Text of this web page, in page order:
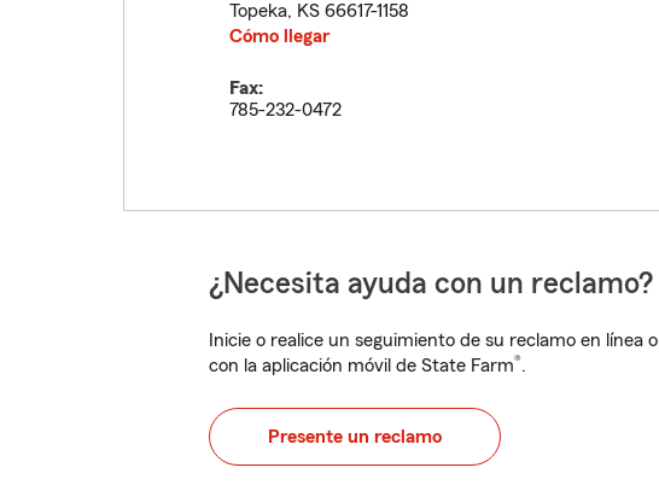
Topeka, KS 66617-1158
Cómo llegar
Fax:
785-232-0472
¿Necesita ayuda con un reclamo?
Inicie o realice un seguimiento de su reclamo en línea o
con la aplicación móvil de State Farm®.
Presente un reclamo